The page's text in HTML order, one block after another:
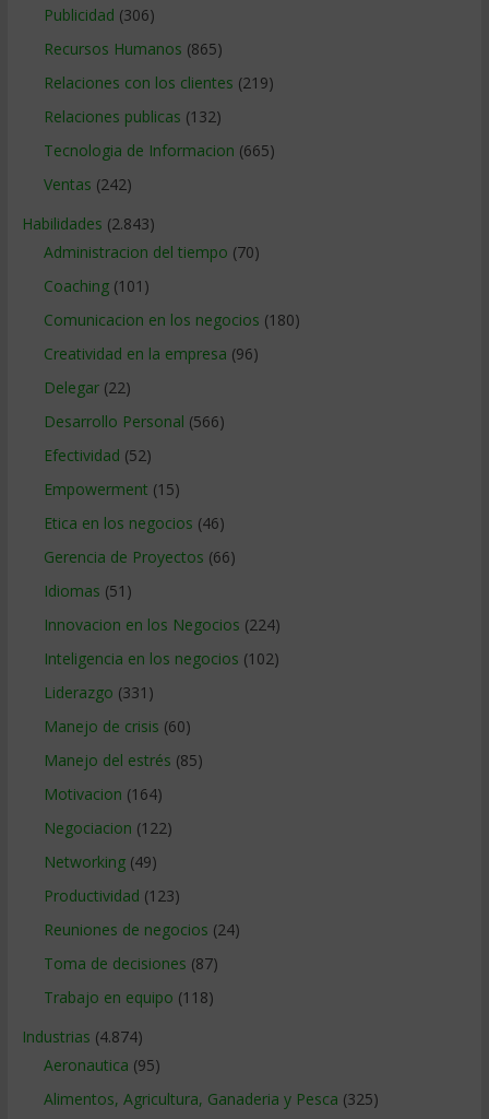
Publicidad (306)
Recursos Humanos (865)
Relaciones con los clientes (219)
Relaciones publicas (132)
Tecnologia de Informacion (665)
Ventas (242)
Habilidades (2.843)
Administracion del tiempo (70)
Coaching(101)
Comunicacion en los negocios (180)
Creatividad en la empresa (96)
Delegar(22)
Desarrollo Personal (566)
Efectividad (52)
Empowerment (15)
Etica en los negocios (46)
Gerencia de Proyectos (66)
Idiomas (51)
Innovacion en los Negocios (224)
Inteligencia en los negocios (102)
Liderazgo (331)
Manejo de crisis (60)
Manejo del estrés (85)
Motivacion (164)
Negociacion (122)
Networking(49)
Productividad (123)
Reuniones de negocios (24)
Toma de decisiones (87)
Trabajo en equipo (118)
Industrias (4.874)
Aeronautica (95)
Alimentos, Agricultura, Ganaderia y Pesca (325)